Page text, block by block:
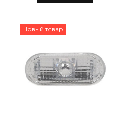
Новый товар